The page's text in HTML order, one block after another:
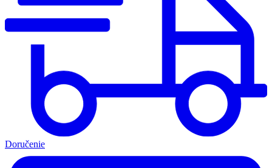
Doručenie